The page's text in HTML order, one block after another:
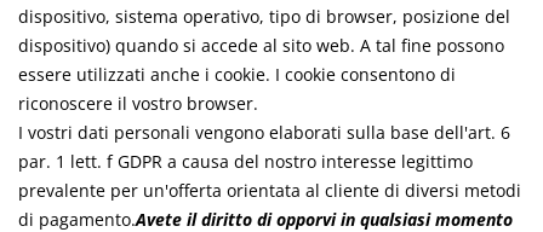
dispositivo, sistema operativo, tipo di browser, posizione del
dispositivo) quando si accede al sito web. A tal fine possono
essere utilizzati anche i cookie. I cookie consentono di
riconoscere il vostro browser.
I vostri dati personali vengono elaborati sulla base dell'art. 6
par. 1 lett. f GDPR a causa del nostro interesse legittimo
prevalente per un'offerta orientata al cliente di diversi metodi
di pagamento.Avete il diritto di opporvi in qualsiasi momento